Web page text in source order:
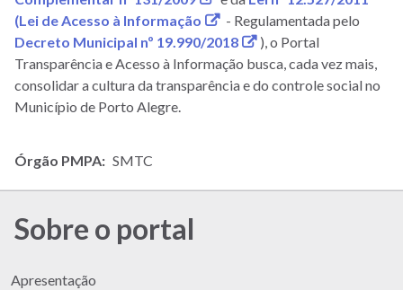
nova
janela)
abre
em
nova
janela)
(Lei de Acesso à Informação (link
abre
em
nova
- Regulamentada pelo
Decreto Municipal nº 19.990/2018(link
abre
em
), o Portal
Transparência e Acesso à Informação busca, cada vez mais,
consolidar a cultura da transparência e do controle social no
Município de Porto Alegre.
Órgão PMPA SMTC
Sobre o portal
Apresentação